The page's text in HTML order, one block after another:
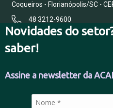
Novidades do
saber!
Assine a newsletter da
Coqueiros - Florianópolis/SC -
48 3212-9600
FALE CONOSCO
POLÍTICA DE PRIVACIDADE